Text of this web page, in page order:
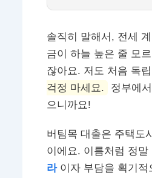
솔직히 말해서, 전세
금이 하늘 높은 줄 모
잖아요. 저도 처음 독
걱정 마세요.
정부에
으니까요!
버팀목 대출은 주택도
이에요. 이름처럼 정
라이자 부담을 획기적